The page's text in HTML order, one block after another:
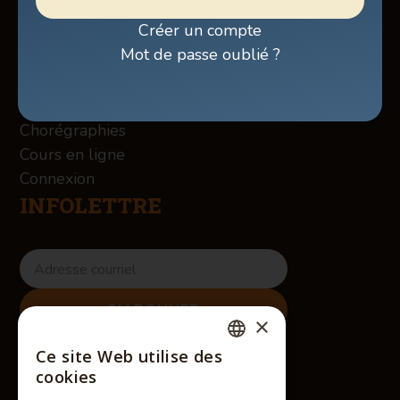
Créer un compte
Mot de passe oublié ?
Billetterie
À propos des Winslow
Contact
Chorégraphies
Cours en ligne
Connexion
INFOLETTRE
RÉSEAUX SOCIAUX
×
Ce site Web utilise des
cookies